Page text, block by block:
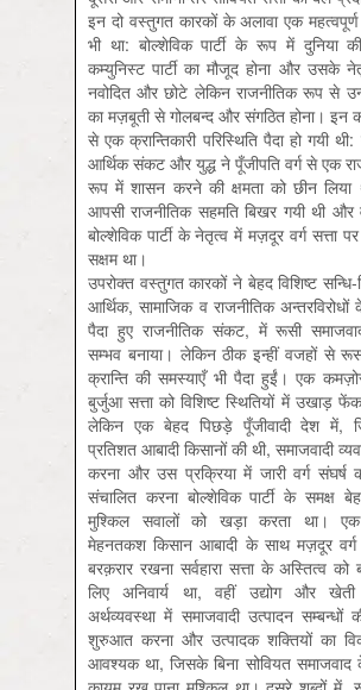
इन दो वस्तुगत कारकों के अलावा एक
भी था: बोल्शेविक पार्टी के रूप में दुनिया
कम्युनिस्ट पार्टी का मौजूद होना और उसके
नवोदित और छोटे लेकिन राजनीतिक रूप से
का मज़बूती से गोलबन्द और संगठित होना। इन
से एक क्रान्तिकारी परिस्थिति पैदा हो गयी
आर्थिक संकट और युद्ध ने पूँजीपति वर्ग से एक
रूप में शासन करने की क्षमता को छीन
आपसी राजनीतिक सहमति बिखर गयी थी और
बोल्शेविक पार्टी के नेतृत्व में मज़दूर वर्ग सत्ता
सक्षम था।
उपरोक्त वस्तुगत कारकों ने बेहद विशिष्ट सन्धि-
आर्थिक, सामाजिक व राजनीतिक
पैदा हुए राजनीतिक संकट, में रूसी
सम्भव बनाया। लेकिन ठीक इन्हीं वजहों से
क्रान्ति की समस्याएँ भी पैदा हुईं। एक
बुर्जुआ सत्ता को विशिष्ट स्थितियों में उखाड़
लेकिन एक बेहद पिछड़े पूँजीवादी देश में,
प्रतिशत आबादी किसानों की थी, समाजवादी
करना और उस प्रक्रिया में जारी वर्ग
संचालित करना बोल्शेविक पार्टी के समक्ष
मुश्किल सवालों को खड़ा करता था।
मेहनतकश किसान आबादी के साथ मज़दूर
बरक़रार रखना सर्वहारा सत्ता के अस्तित्व
लिए अनिवार्य था, वहीं उद्योग और
अर्थव्यवस्था में समाजवादी उत्पादन सम्बन्धों
शुरुआत करना और उत्पादक शक्तियों का
आवश्यक था, जिसके बिना सोवियत समाजवाद